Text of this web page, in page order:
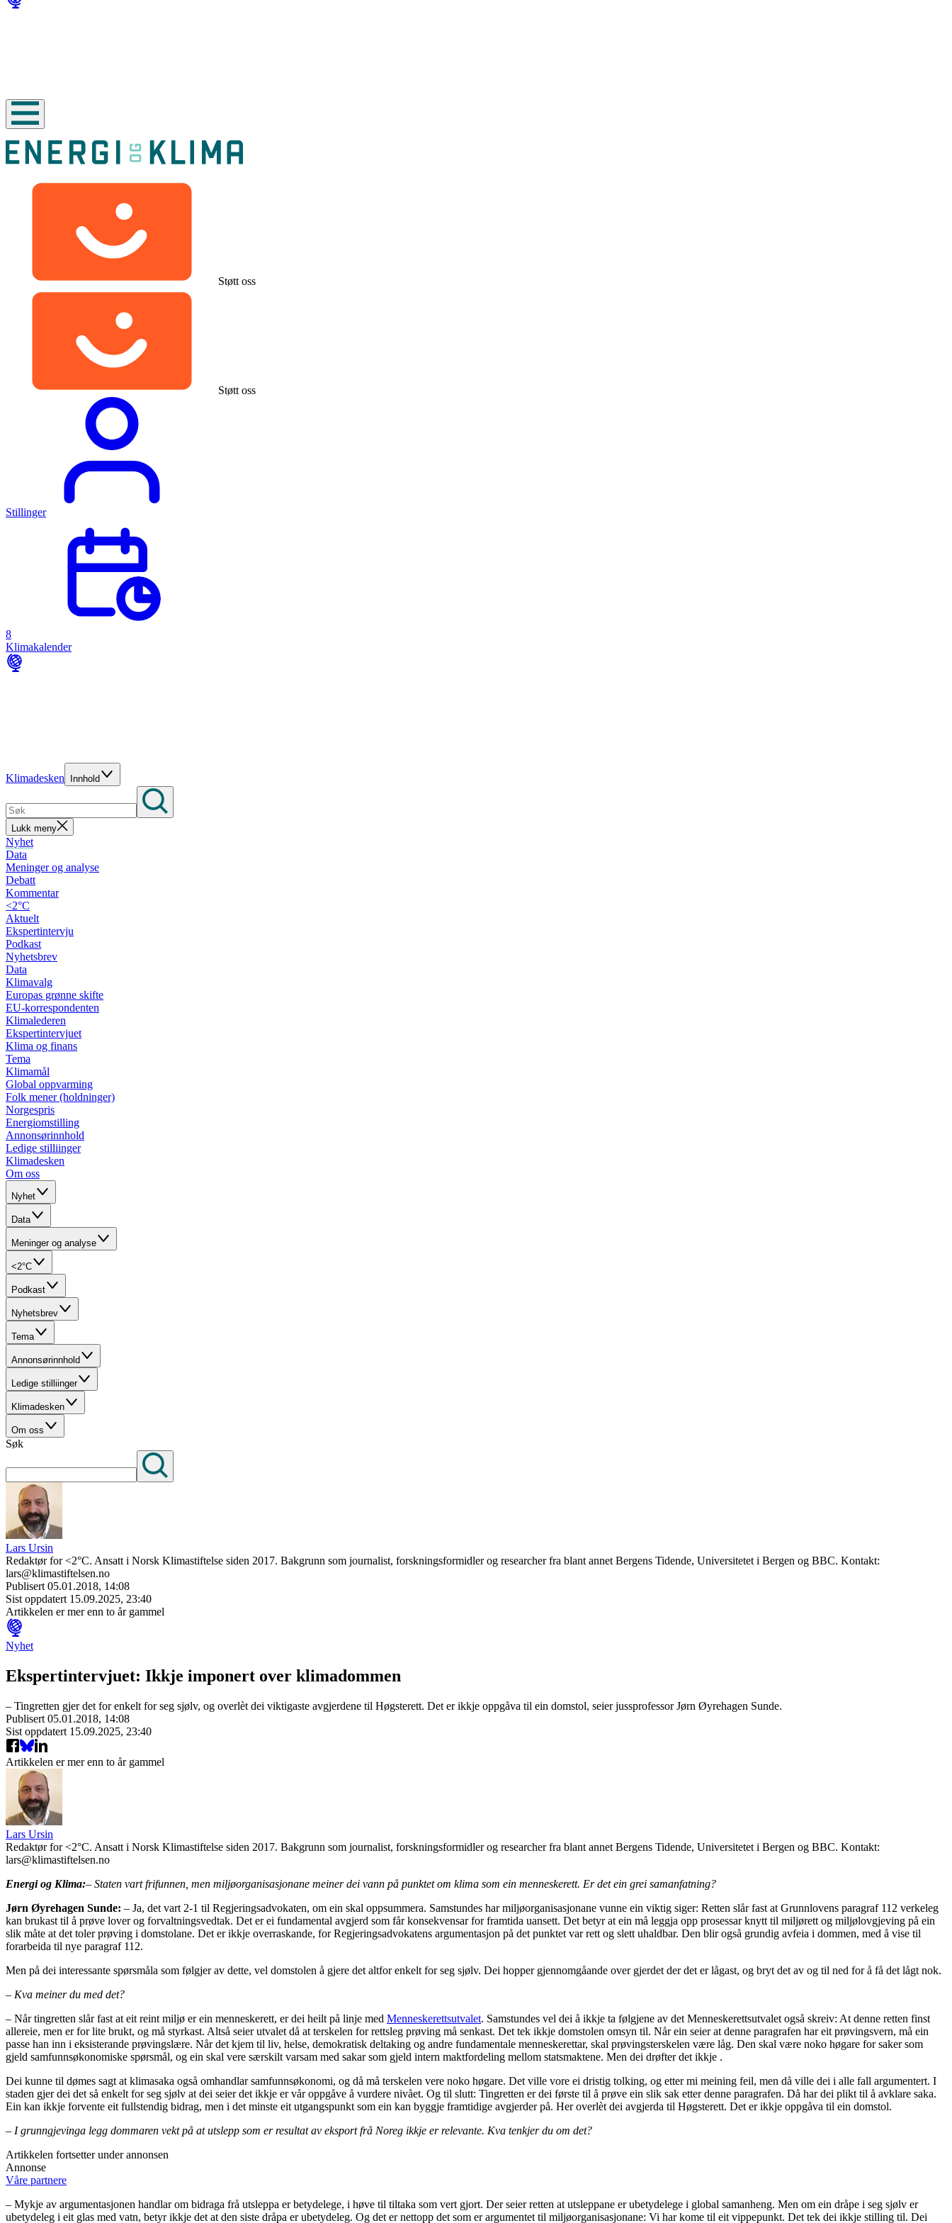
Støtt oss
Støtt oss
Stillinger
8
Klimakalender
Klimadesken Innhold
Lukk meny
Nyhet
Data
Meninger og analyse
Debatt
Kommentar
<2°C
Aktuelt
Ekspertintervju
Podkast
Nyhetsbrev
Data
Klimavalg
Europas grønne skifte
EU-korrespondenten
Klimalederen
Ekspertintervjuet
Klima og finans
Tema
Klimamål
Global oppvarming
Folk mener (holdninger)
Norgespris
Energiomstilling
Annonsørinnhold
Ledige stilliinger
Klimadesken
Om oss
Nyhet
Data
Meninger og analyse
<2°C
Podkast
Nyhetsbrev
Tema
Annonsørinnhold
Ledige stilliinger
Klimadesken
Om oss
Søk
Lars Ursin
Redaktør for <2°C. Ansatt i Norsk Klimastiftelse siden 2017. Bakgrunn som journalist, forskningsformidler og researcher fra blant annet Bergens Tidende, Universitetet i Bergen og BBC. Kontakt:
lars@klimastiftelsen.no
Publisert 05.01.2018, 14:08
Sist oppdatert 15.09.2025, 23:40
Artikkelen er mer enn to år gammel
Nyhet
Ekspertintervjuet: Ikkje imponert over klimadommen
– Tingretten gjer det for enkelt for seg sjølv, og overlèt dei viktigaste avgjerdene til Høgsterett. Det er ikkje oppgåva til ein domstol, seier jussprofessor Jørn Øyrehagen Sunde.
Publisert 05.01.2018, 14:08
Sist oppdatert 15.09.2025, 23:40
Artikkelen er mer enn to år gammel
Lars Ursin
Redaktør for <2°C. Ansatt i Norsk Klimastiftelse siden 2017. Bakgrunn som journalist, forskningsformidler og researcher fra blant annet Bergens Tidende, Universitetet i Bergen og BBC. Kontakt:
lars@klimastiftelsen.no
Energi og Klima:– Staten vart frifunnen, men miljøorganisasjonane meiner dei vann på punktet om klima som ein menneskerett. Er det ein grei samanfatning?
Jørn Øyrehagen Sunde: – Ja, det vart 2-1 til Regjeringsadvokaten, om ein skal oppsummera. Samstundes har miljøorganisasjonane vunne ein viktig siger: Retten slår fast at Grunnlovens paragraf 112 verkeleg
kan brukast til å prøve lover og forvaltningsvedtak. Det er ei fundamental avgjerd som får konsekvensar for framtida uansett. Det betyr at ein må leggja opp prosessar knytt til miljørett og miljølovgjeving på ein
slik måte at det toler prøving i domstolane. Det er ikkje overraskande, for Regjeringsadvokatens argumentasjon på det punktet var rett og slett uhaldbar. Den blir også grundig avfeia i dommen, med å vise til
forarbeida til nye paragraf 112.
Men på dei interessante spørsmåla som følgjer av dette, vel domstolen å gjere det altfor enkelt for seg sjølv. Dei hopper gjennomgåande over gjerdet der det er lågast, og bryt det av og til ned for å få det lågt nok.
– Kva meiner du med det?
– Når tingretten slår fast at eit reint miljø er ein menneskerett, er dei heilt på linje med Menneskerettsutvalet. Samstundes vel dei å ikkje ta følgjene av det Menneskerettsutvalet også skreiv: At denne retten finst
allereie, men er for lite brukt, og må styrkast. Altså seier utvalet då at terskelen for rettsleg prøving må senkast. Det tek ikkje domstolen omsyn til. Når ein seier at denne paragrafen har eit prøvingsvern, må ein
passe han inn i eksisterande prøvingslære. Når det kjem til liv, helse, demokratisk deltaking og andre fundamentale menneskerettar, skal prøvingsterskelen være låg. Den skal være noko høgare for saker som
gjeld samfunnsøkonomiske spørsmål, og ein skal vere særskilt varsam med sakar som gjeld intern maktfordeling mellom statsmaktene. Men dei drøfter det ikkje .
Dei kunne til dømes sagt at klimasaka også omhandlar samfunnsøkonomi, og då må terskelen vere noko høgare. Det ville vore ei dristig tolking, og etter mi meining feil, men då ville dei i alle fall argumentert. I
staden gjer dei det så enkelt for seg sjølv at dei seier det ikkje er vår oppgåve å vurdere nivået. Og til slutt: Tingretten er dei første til å prøve ein slik sak etter denne paragrafen. Då har dei plikt til å avklare saka.
Ein kan ikkje forvente eit fullstendig bidrag, men i det minste eit utgangspunkt som ein kan byggje framtidige avgjerder på. Her overlèt dei avgjerda til Høgsterett. Det er ikkje oppgåva til ein domstol.
– I grunngjevinga legg dommaren vekt på at utslepp som er resultat av eksport frå Noreg ikkje er relevante. Kva tenkjer du om det?
Artikkelen fortsetter under annonsen
Annonse
Våre partnere
– Mykje av argumentasjonen handlar om bidraga frå utsleppa er betydelege, i høve til tiltaka som vert gjort. Der seier retten at utsleppane er ubetydelege i global samanheng. Men om ein dråpe i seg sjølv er
ubetydeleg i eit glas med vatn, betyr ikkje det at den siste dråpa er ubetydeleg. Og det er nettopp det som er argumentet til miljøorganisasjonane: Vi har kome til eit vippepunkt. Det tek dei ikkje stilling til. Dei